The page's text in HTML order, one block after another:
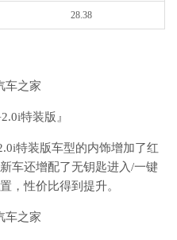
28.38
特装版』
特装版车型的内饰增加了红
车还增配了无钥匙进入/一键
，性价比得到提升。